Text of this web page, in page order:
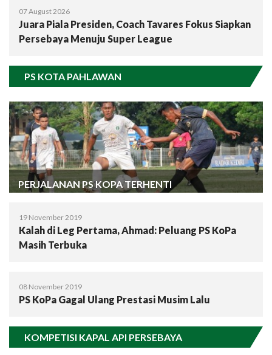
07 August 2026
Juara Piala Presiden, Coach Tavares Fokus Siapkan
Persebaya Menuju Super League
PS KOTA PAHLAWAN
PERJALANAN PS KOPA TERHENTI
19 November 2019
Kalah di Leg Pertama, Ahmad: Peluang PS KoPa
Masih Terbuka
08 November 2019
PS KoPa Gagal Ulang Prestasi Musim Lalu
KOMPETISI KAPAL API PERSEBAYA